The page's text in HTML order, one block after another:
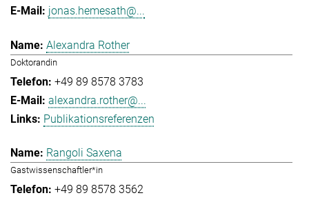
jonas.hemesath@...
Alexandra Rother
Doktorandin
+49 89 8578 3783
alexandra.rother@...
Publikationsreferenzen
Rangoli Saxena
Gastwissenschaftler*in
+49 89 8578 3562